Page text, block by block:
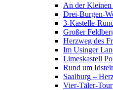
An der Kleinen
Drei-Burgen-
3-Kastelle-
Großer
Herzweg des
Im Usinger
Limeskastell
Rund um
Saalburg –
Vier-Täler-Tour